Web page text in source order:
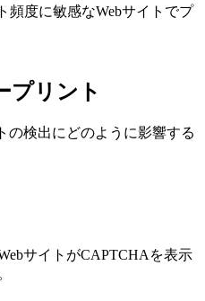
頻度に敏感なWebサイトでプ
プリント
の検出にどのように影響する
サイトがCAPTCHAを表示